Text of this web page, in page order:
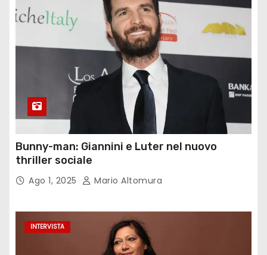
Bunny-man: Giannini e Luter nel nuovo
thriller sociale
Ago 1, 2025 Mario Altomura
INTERVISTA